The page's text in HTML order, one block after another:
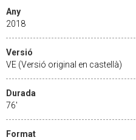
Any
2018
Versió
VE (Versió original en castellà)
Durada
76'
Format